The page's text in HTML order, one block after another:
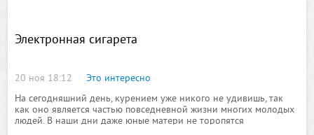
Электронная сигарета
20 ноя 18:12
Это интересно
На сегодняшний день, курением уже никого не удивишь, так
как оно является частью повседневной жизни многих молодых
людей. В наши дни даже юные матери не торопятся